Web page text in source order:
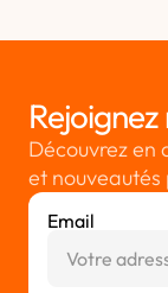
Découvrez en
et nouveautés
Email